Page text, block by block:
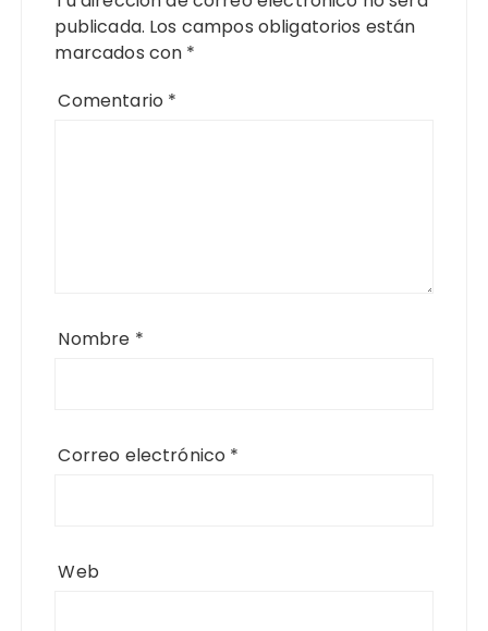
publicada. Los campos obligatorios están
marcados con *
Comentario *
Nombre *
Correo electrónico *
Web